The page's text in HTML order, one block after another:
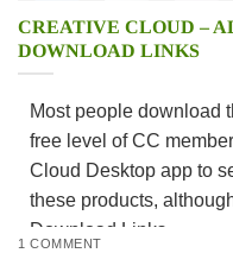
CREATIVE CLOUD –
DOWNLOAD LINKS
Most people download
free level of CC
Cloud Desktop app to
these products,
Download Links,
1 COMMENT